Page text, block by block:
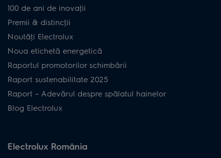
100 de ani de inovaţii
Premii & distincţii
Noutăţi Electrolux
Noua etichetă energetică
Raportul promotorilor schimbării
Raport sustenabilitate 2025
Raport – Adevărul despre spălatul hainelor
Blog Electrolux
Electrolux România